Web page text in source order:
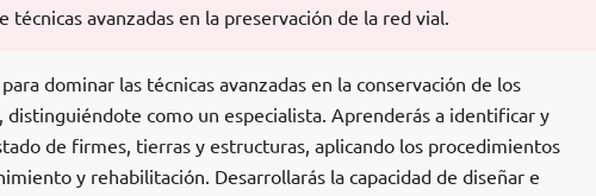
técnicas avanzadas en la preservación de la red vial.
dominar las técnicas avanzadas en la conservación de los
como un especialista. Aprenderás a identificar y
de firmes, tierras y estructuras, aplicando los procedimientos
y rehabilitación. Desarrollarás la capacidad de diseñar e